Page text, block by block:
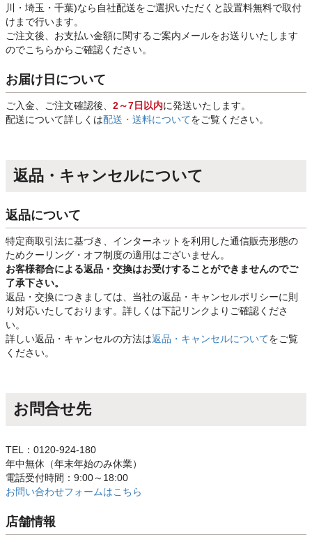
川・埼玉・千葉)なら自社配送をご選択いただくと設置料無料で取付
けまで行います。
ご注文後、お支払い金額に関するご案内メールをお送りいたします
のでこちらからご確認ください。
お届け日について
ご入金、ご注文確認後、 2～7日以内に発送いたします。
配送について詳しくは配送・送料についてをご覧ください。
返品・キャンセルについて
返品について
特定商取引法に基づき、インターネットを利用した通信販売形態の
ためクーリング・オフ制度の適用はございません。
お客様都合による返品・交換はお受けすることができませんのでご
了承下さい。
返品・交換につきましては、当社の返品・キャンセルポリシーに則
り対応いたしております。詳しくは下記リンクよりご確認くださ
い。
詳しい返品・キャンセルの方法は返品・キャンセルについてをご覧
ください。
お問合せ先
TEL：0120-924-180
年中無休（年末年始のみ休業）
電話受付時間：9:00～18:00
お問い合わせフォームはこちら
店舗情報